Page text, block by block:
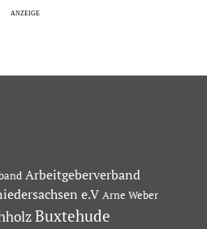
Arbeitgeberverband
e.V Arne Weber
Buxtehude